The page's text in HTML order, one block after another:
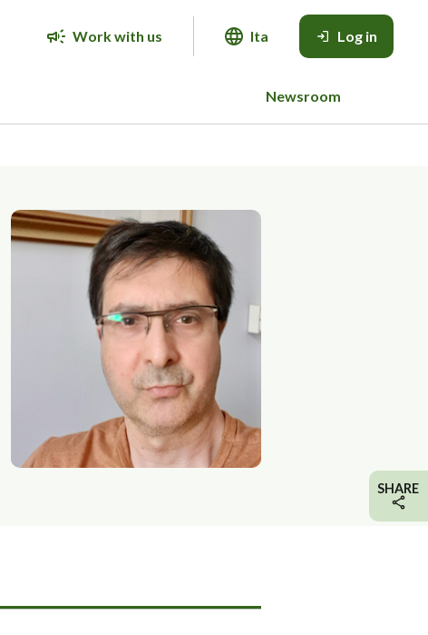
Work with us Ita Log in
Newsroom
SHARE